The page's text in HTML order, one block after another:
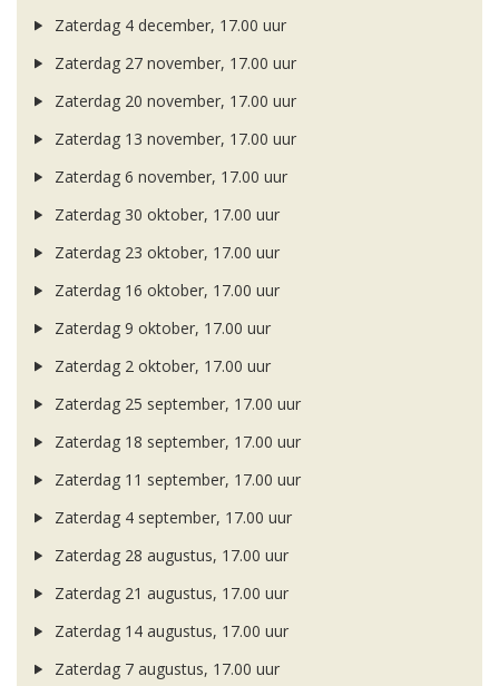
Zaterdag 4 december, 17.00 uur
Zaterdag 27 november, 17.00 uur
Zaterdag 20 november, 17.00 uur
Zaterdag 13 november, 17.00 uur
Zaterdag 6 november, 17.00 uur
Zaterdag 30 oktober, 17.00 uur
Zaterdag 23 oktober, 17.00 uur
Zaterdag 16 oktober, 17.00 uur
Zaterdag 9 oktober, 17.00 uur
Zaterdag 2 oktober, 17.00 uur
Zaterdag 25 september, 17.00 uur
Zaterdag 18 september, 17.00 uur
Zaterdag 11 september, 17.00 uur
Zaterdag 4 september, 17.00 uur
Zaterdag 28 augustus, 17.00 uur
Zaterdag 21 augustus, 17.00 uur
Zaterdag 14 augustus, 17.00 uur
Zaterdag 7 augustus, 17.00 uur